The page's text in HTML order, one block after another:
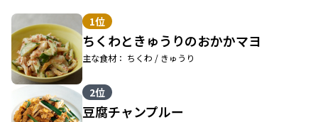
1位
ちくわときゅうりのおかかマヨ
主な食材： ちくわ / きゅうり
2位
豆腐チャンプルー